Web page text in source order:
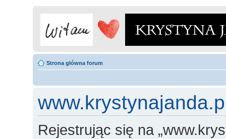
Strona główna forum
Rejestrując się na